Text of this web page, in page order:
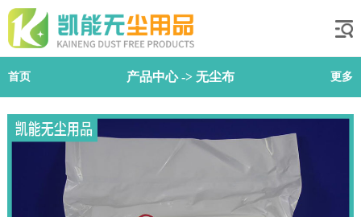
首页 产品中心-> 无尘布 更多